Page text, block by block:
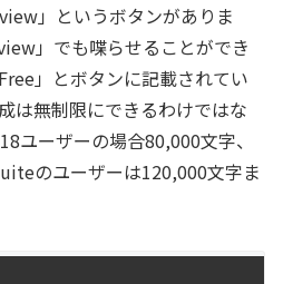
」というボタンがありま
」でも喋らせることができ
」とボタンに記載されてい
は無制限にできるわけではな
ユーザーの場合80,000文字、
のユーザーは120,000文字ま